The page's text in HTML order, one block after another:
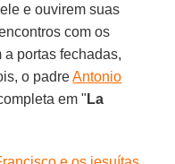
e ouvirem suas
com os
a portas fechadas,
o padreAntonio
em " La